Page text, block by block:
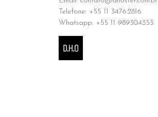
Telefone: +55 11 3476.2816
Whatsapp: +55 11 98930.4353